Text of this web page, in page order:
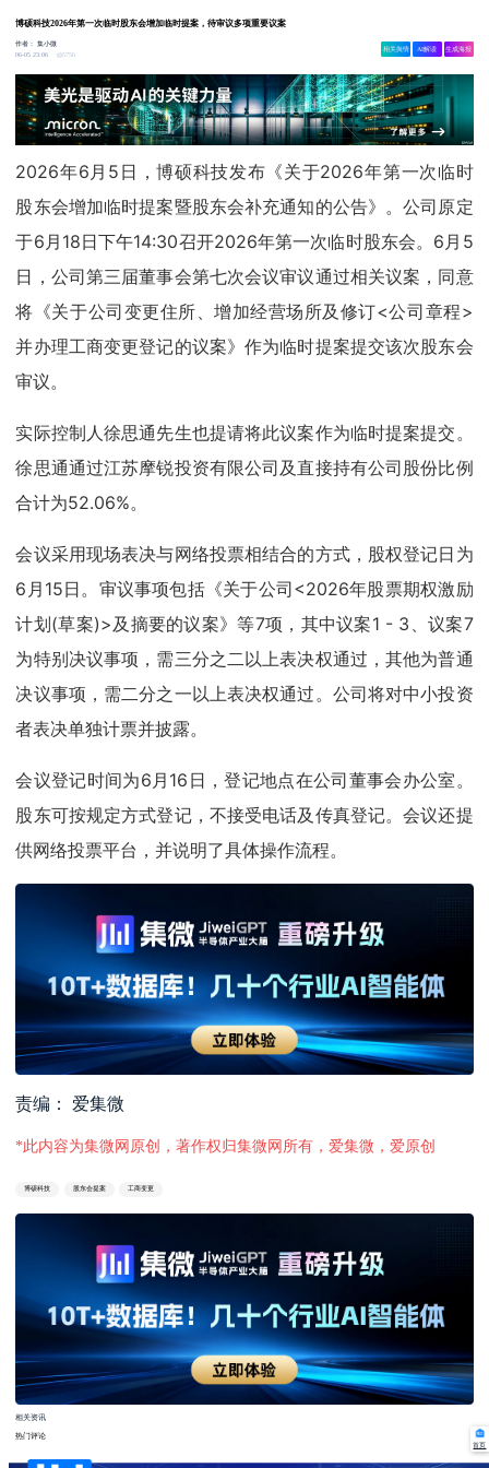
博硕科技2026年第一次临时股东会增加临时提案，待审议多项重要议案
作者：集小微
06-05 23:06
5756
相关舆情 AI解读 生成海报
2026年6月5日，博硕科技发布《关于2026年第一次临时
股东会增加临时提案暨股东会补充通知的公告》。公司原定
于6月18日下午14:30召开2026年第一次临时股东会。6月5
日，公司第三届董事会第七次会议审议通过相关议案，同意
将《关于公司变更住所、增加经营场所及修订<公司章程>
并办理工商变更登记的议案》作为临时提案提交该次股东会
审议。
实际控制人徐思通先生也提请将此议案作为临时提案提交。
徐思通通过江苏摩锐投资有限公司及直接持有公司股份比例
合计为52.06%。
会议采用现场表决与网络投票相结合的方式，股权登记日为
6月15日。审议事项包括《关于公司<2026年股票期权激励
计划(草案)>及摘要的议案》等7项，其中议案1 - 3、议案7
为特别决议事项，需三分之二以上表决权通过，其他为普通
决议事项，需二分之一以上表决权通过。公司将对中小投资
者表决单独计票并披露。
会议登记时间为6月16日，登记地点在公司董事会办公室。
股东可按规定方式登记，不接受电话及传真登记。会议还提
供网络投票平台，并说明了具体操作流程。
责编： 爱集微
*此内容为集微网原创，著作权归集微网所有，爱集微，爱原创
博硕科技 股东会提案 工商变更
相关资讯
热门评论
首页